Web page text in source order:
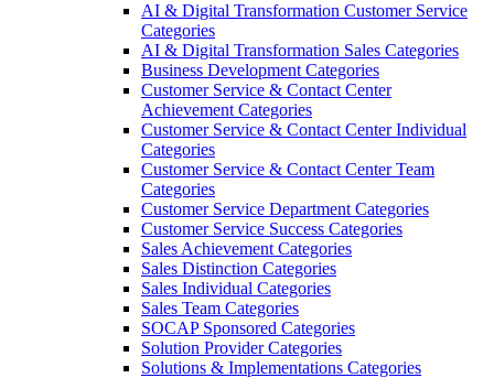
AI & Digital Transformation Customer Service
Categories
AI & Digital Transformation Sales Categories
Business Development Categories
Customer Service & Contact Center
Achievement Categories
Customer Service & Contact Center Individual
Categories
Customer Service & Contact Center Team
Categories
Customer Service Department Categories
Customer Service Success Categories
Sales Achievement Categories
Sales Distinction Categories
Sales Individual Categories
Sales Team Categories
SOCAP Sponsored Categories
Solution Provider Categories
Solutions & Implementations Categories